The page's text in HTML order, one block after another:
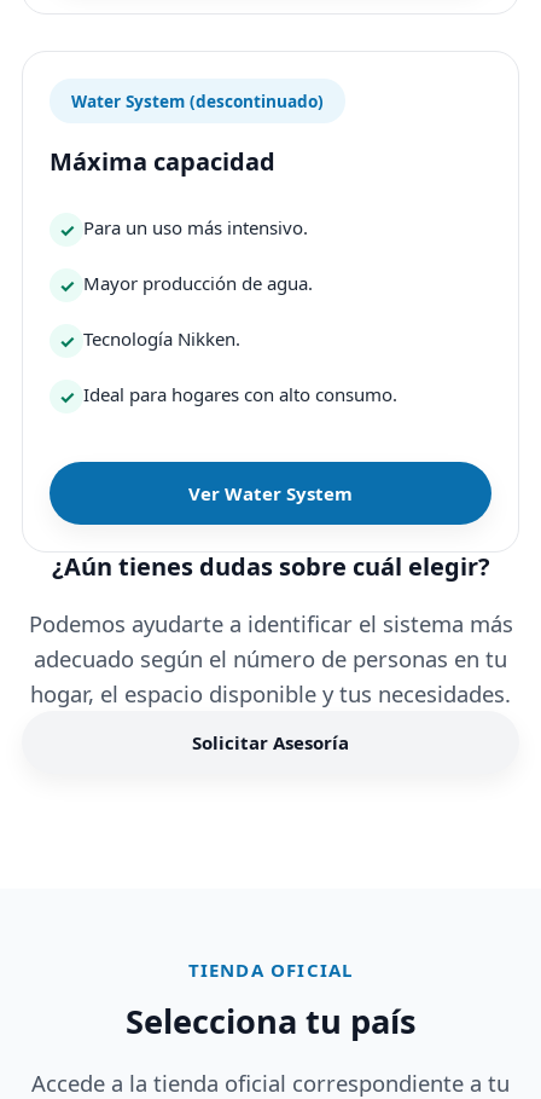
Water System (descontinuado)
Máxima capacidad
Para un uso más intensivo.
Mayor producción de agua.
Tecnología Nikken.
Ideal para hogares con alto consumo.
Ver Water System
¿Aún tienes dudas sobre cuál elegir?
Podemos ayudarte a identificar el sistema más
adecuado según el número de personas en tu
hogar, el espacio disponible y tus necesidades.
Solicitar Asesoría
TIENDA OFICIAL
Selecciona tu país
Accede a la tienda oficial correspondiente a tu